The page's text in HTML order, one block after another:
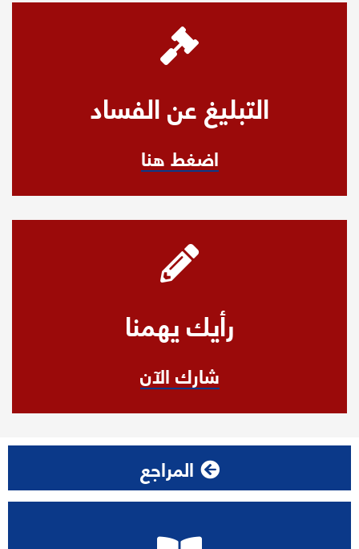
التبليغ عن الفساد
اضغط هنا
رأيك يهمنا
شارك الآن
المراجع